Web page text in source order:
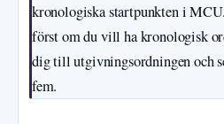
kronologiska startpunkten i
först om du vill ha kronologisk
dig till utgivningsordningen och
fem.